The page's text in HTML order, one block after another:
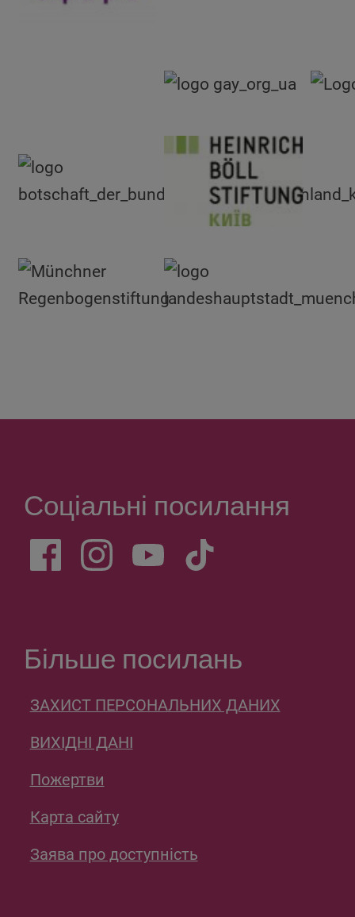
Соціальні посилання
Більше посилань
ЗАХИСТ ПЕРСОНАЛЬНИХ ДАНИХ
ВИХІДНІ ДАНІ
Пожертви
Карта сайту
Заява про доступність